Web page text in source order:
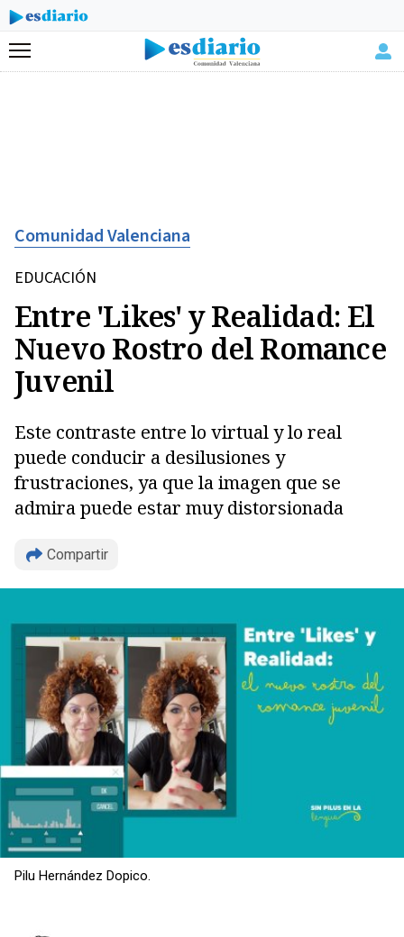
Menú
Comunidad Valenciana
EDUCACIÓN
Entre 'Likes' y Realidad: El
Nuevo Rostro del Romance
Juvenil
Este contraste entre lo virtual y lo real
puede conducir a desilusiones y
frustraciones, ya que la imagen que se
admira puede estar muy distorsionada
Compartir
Copiar
Pilu Hernández Dopico.